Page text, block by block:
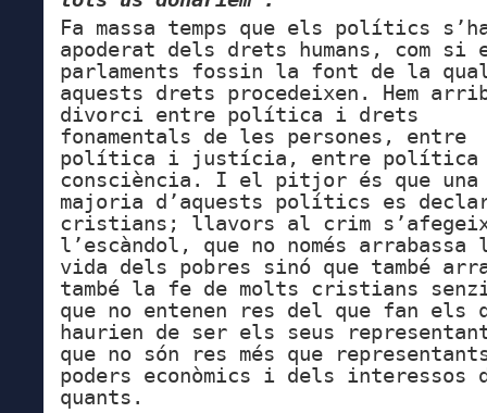
Fa massa temps que els polítics
apoderat dels drets humans, com si
parlaments fossin la font de la
aquests drets procedeixen. Hem
divorci entre política i drets
fonamentals de les persones, entre
política i justícia, entre
consciència. I el pitjor és que una
majoria d’aquests polítics es
cristians; llavors al crim
l’escàndol, que no només arrabassa
vida dels pobres sinó que també
també la fe de molts cristians
que no entenen res del que fan els
haurien de ser els seus
que no són res més que
poders econòmics i dels interessos
quants.